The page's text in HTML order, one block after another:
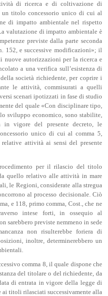
di ricerca e di coltivazione di
titolo concessorio unico di cui al
di impatto ambientale nel rispetto
valutazione di impatto ambientale è
previste dalla parte seconda
152, e successive modificazioni»; il
nuove autorizzazioni per la ricerca e
a una verifica sull’esistenza di
società richiedente, per coprire i
le attività, commisurati a quelli
scenari ipotizzati in fase di studio
del quale «Con disciplinare tipo,
sviluppo economico, sono stabilite,
in vigore del presente decreto, le
unico di cui al comma 5,
attività ai sensi del presente
per il rilascio del titolo
quello relativo alle attività in mare
le Regioni, considerate alla stregua
al processo decisionale. Ciò
e 118, primo comma, Cost., che ne
intese forti, in ossequio al
sarebbero previste nemmeno in sede
non risulterebbe foriera di
inoltre, determinerebbero un
comma 8, il quale dispone che
del titolare o del richiedente, da
di entrata in vigore della legge di
ai titoli rilasciati successivamente alla